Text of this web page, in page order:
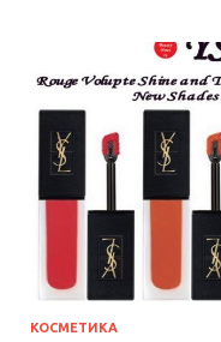
КОСМЕТИКА